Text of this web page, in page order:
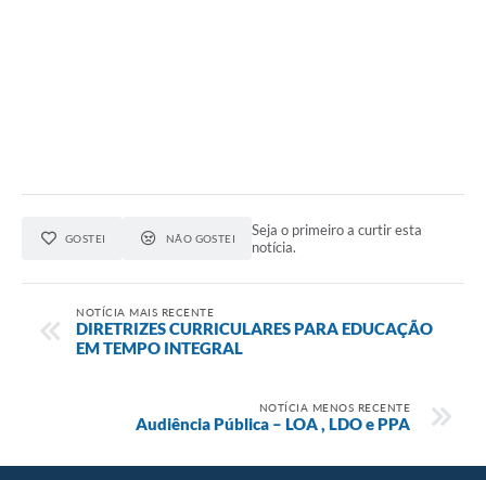
GOSTEI NÃO GOSTEI
Seja o primeiro a curtir esta
notícia.
NOTÍCIA MAIS RECENTE
DIRETRIZES CURRICULARES PARA EDUCAÇÃO
EM TEMPO INTEGRAL
NOTÍCIA MENOS RECENTE
Audiência Pública – LOA , LDO e PPA